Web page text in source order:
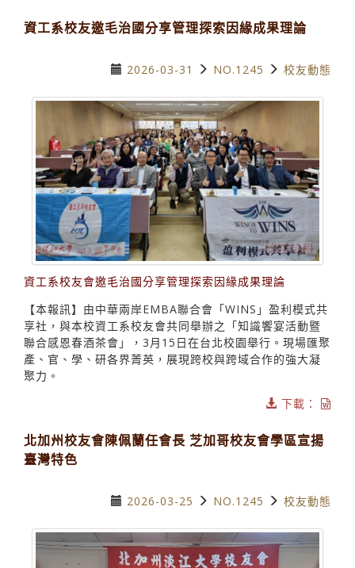
資工系校友邀毛治國分享管理探索因緣成果理論
2026-03-31 NO.1245 校友動態
資工系校友會邀毛治國分享管理探索因緣成果理論
【本報訊】由中華兩岸EMBA聯合會「WINS」盈利模式共
享社，與本校資工系校友會共同舉辦之「知識饗宴活動暨
聯合感恩春酒茶會」，3月15日在台北校園舉行。現場匯聚
產、官、學、研各界菁英，展現跨校與跨域合作的強大凝
聚力。
下載：
北加州校友會陳佩蘭任會長 芝加哥校友會學區宣揚
臺灣特色
2026-03-25 NO.1245 校友動態